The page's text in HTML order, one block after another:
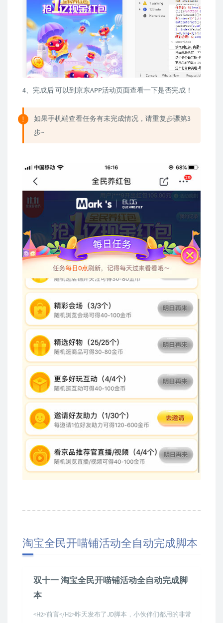
4、完成后 可以到京东APP活动页面查看一下是否完成！
如果手机端查看任务有未完成情况，请重复步骤第3
步~
淘宝全民开喵铺活动全自动完成脚本
双十一 淘宝全民开喵铺活动全自动完成脚
本
<H2>前言</H2>昨天发布了JD脚本，小伙伴们都用的非常